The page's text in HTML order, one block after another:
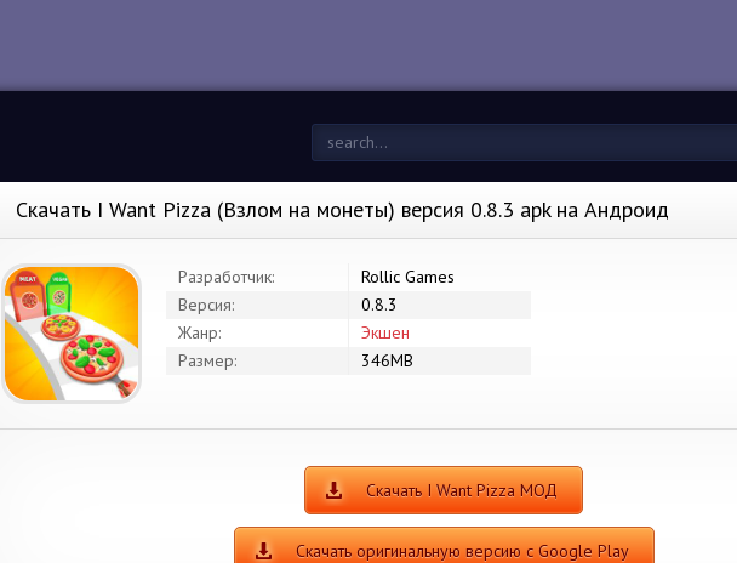
Скачать I Want Pizza (Взлом на монеты) версия 0.8.3 apk на Андроид
Разработчик:
Rollic Games
Версия:
0.8.3
Жанр:
Экшен
Размер:
346MB
Скачать I Want Pizza МОД
Скачать оригинальную версию с Google Play